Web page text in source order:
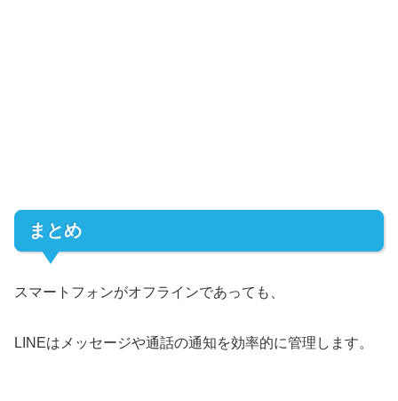
まとめ
スマートフォンがオフラインであっても、
LINEはメッセージや通話の通知を効率的に管理します。